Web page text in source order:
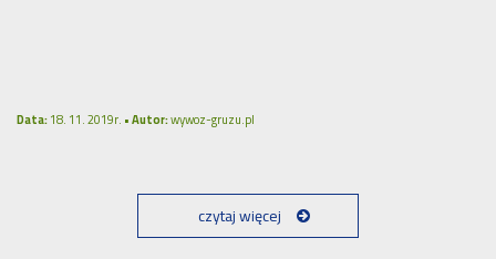
Data:18. 11. 2019r. •Autor:wywoz-gruzu.pl
czytaj więcej